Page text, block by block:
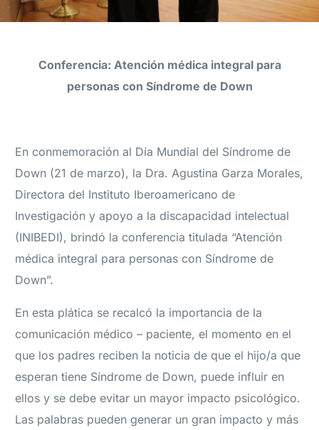
Conferencia: Atención médica integral para
personas con Síndrome de Down
En conmemoración al Día Mundial del Síndrome de
Down (21 de marzo), la Dra. Agustina Garza Morales,
Directora del Instituto Iberoamericano de
Investigación y apoyo a la discapacidad intelectual
(INIBEDI), brindó la conferencia titulada “Atención
médica integral para personas con Síndrome de
Down”.
En esta plática se recalcó la importancia de la
comunicación médico – paciente, el momento en el
que los padres reciben la noticia de que el hijo/a que
esperan tiene Síndrome de Down, puede influir en
ellos y se debe evitar un mayor impacto psicológico.
Las palabras pueden generar un gran impacto y más